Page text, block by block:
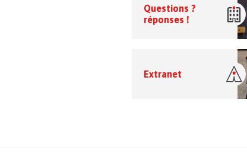
Questions ?
réponses !
Extranet